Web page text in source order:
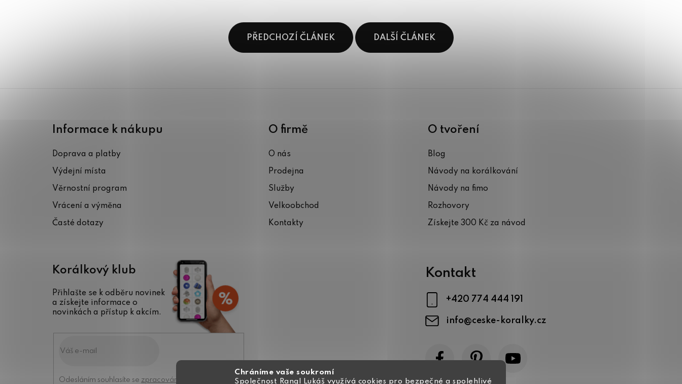
Chráníme vaše soukromí
Společnost Rangl Lukáš využívá cookies pro bezpečné a spolehlivé
PŘEDCHOZÍ ČLÁNEK DALŠÍ ČLÁNEK
Informace k nákupu
Doprava a platby
Výdejní místa
Věrnostní program
Vrácení a výměna
Časté dotazy
O firmě
O nás
Prodejna
Služby
Velkoobchod
Kontakty
O tvoření
Blog
Návody na korálkování
Návody na fimo
Rozhovory
Získejte 300 Kč za návod
Korálkový klub
Přihlašte se k odběru novinek
a získejte informace o
novinkách a přístup k akcím.
Odesláním souhlasíte se zpracováním osobních údajů
Kontakt
info@ceske-koralky.cz
+420 774 444 191